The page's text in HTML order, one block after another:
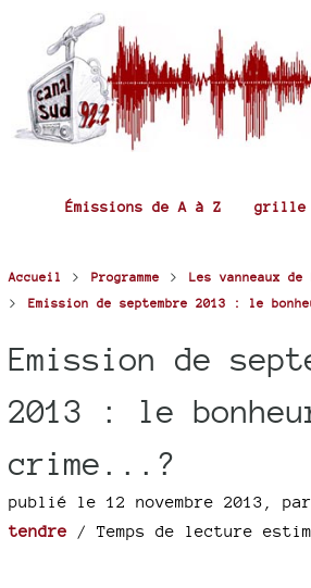
Émissions de A à Z grille
Accueil > Programme > Les vanneaux de
> Emission de septembre 2013 : le
Emission de
2013 : le
crime...?
publié le 12 novembre 2013
tendre / Temps de lecture